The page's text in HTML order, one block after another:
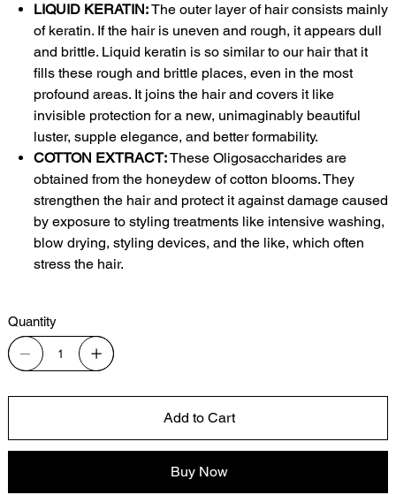
LIQUID KERATIN:The outer layer of hair consists mainly
of keratin. If the hair is uneven and rough, it appears dull
and brittle. Liquid keratin is so similar to our hair that it
fills these rough and brittle places, even in the most
profound areas. It joins the hair and covers it like
invisible protection for a new, unimaginably beautiful
luster, supple elegance, and better formability.
COTTON EXTRACT:These Oligosaccharides are
obtained from the honeydew of cotton blooms. They
strengthen the hair and protect it against damage caused
by exposure to styling treatments like intensive washing,
blow drying, styling devices, and the like, which often
stress the hair.
Quantity
Add to Cart
Buy Now